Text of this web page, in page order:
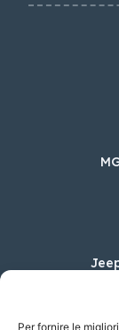
Per fornire le